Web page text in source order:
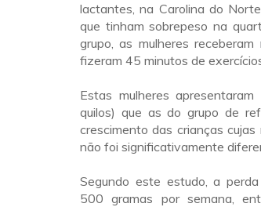
lactantes, na Carolina do
que tinham sobrepeso na
grupo, as mulheres receberam
fizeram 45 minutos de
Estas mulheres
quilos) que as do grupo de
crescimento das crianças
não foi significativamente
Segundo este estudo, a
500 gramas por semana,